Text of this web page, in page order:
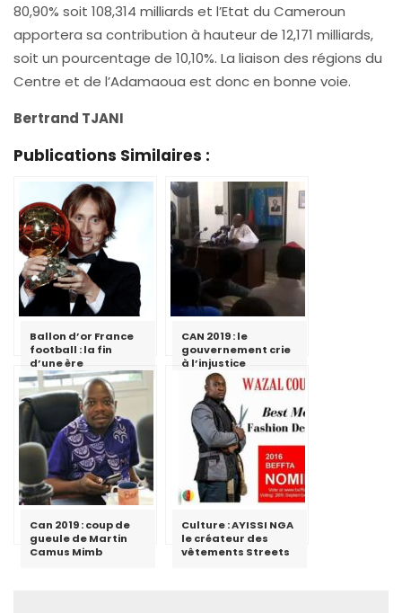
80,90% soit 108,314 milliards et l’Etat du Cameroun
apportera sa contribution à hauteur de 12,171 milliards,
soit un pourcentage de 10,10%. La liaison des régions du
Centre et de l’Adamaoua est donc en bonne voie.
Bertrand TJANI
Publications Similaires :
Ballon d’or France
football : la fin
d’une ère
CAN 2019 : le
gouvernement crie
à l’injustice
Can 2019 : coup de
gueule de Martin
Camus Mimb
Culture : AYISSI NGA
le créateur des
vêtements Streets